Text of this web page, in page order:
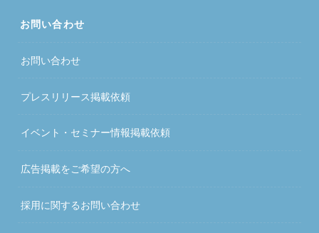
お問い合わせ
お問い合わせ
プレスリリース掲載依頼
イベント・セミナー情報掲載依頼
広告掲載をご希望の方へ
採用に関するお問い合わせ